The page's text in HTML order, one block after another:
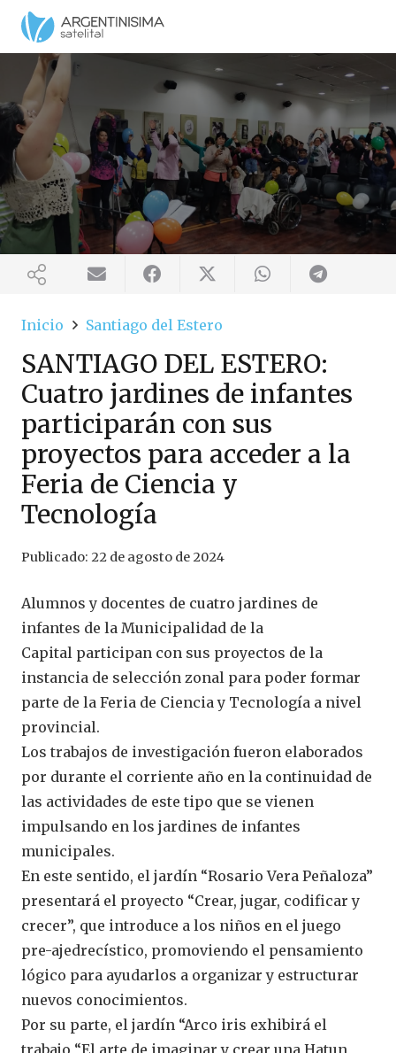
Inicio Santiago del Estero
SANTIAGO DEL ESTERO:
Cuatro jardines de infantes
participarán con sus
proyectos para acceder a la
Feria de Ciencia y
Tecnología
Publicado: 22 de agosto de 2024
Alumnos y docentes de cuatro jardines de
infantes de la Municipalidad de la
Capital participan con sus proyectos de la
instancia de selección zonal para poder formar
parte de la Feria de Ciencia y Tecnología a nivel
provincial.
Los trabajos de investigación fueron elaborados
por durante el corriente año en la continuidad de
las actividades de este tipo que se vienen
impulsando en los jardines de infantes
municipales.
En este sentido, el jardín “Rosario Vera Peñaloza”
presentará el proyecto “Crear, jugar, codificar y
crecer”, que introduce a los niños en el juego
pre-ajedrecístico, promoviendo el pensamiento
lógico para ayudarlos a organizar y estructurar
nuevos conocimientos.
Por su parte, el jardín “Arco iris exhibirá el